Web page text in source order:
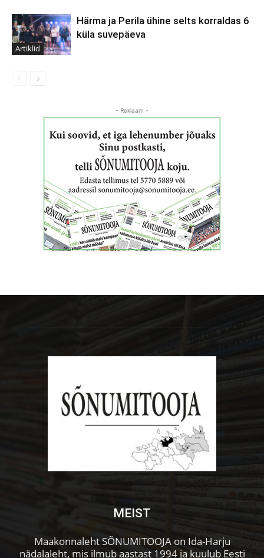
Artiklid
Härma ja Perila ühine selts korraldas 6
küla suvepäeva
- Reklaam -
MEIST
Maakonnaleht SÕNUMITOOJA on Ida-Harju
nädalaleht, mis ilmub aastast 1994 ja kuulub Eesti